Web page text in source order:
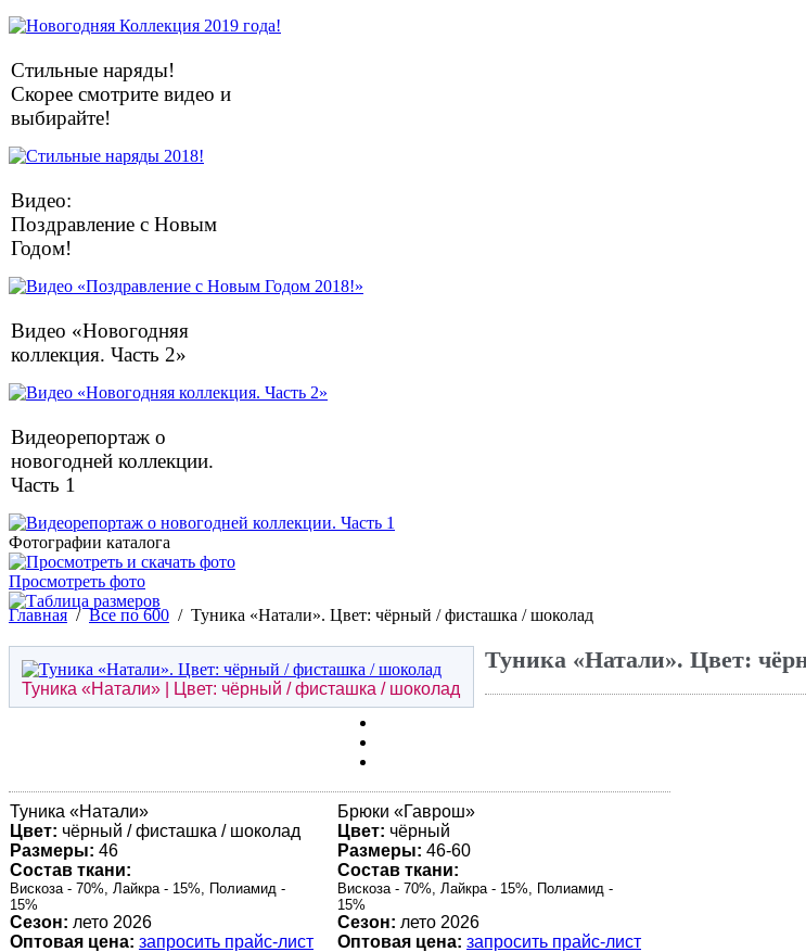
Стильные наряды!
Скорее смотрите видео и
выбирайте!
Видео:
Поздравление с Новым
Годом!
Видео «Новогодняя
коллекция. Часть 2»
Видеорепортаж о
новогодней коллекции.
Часть 1
Фотографии каталога
Просмотреть фото
Главная/Все по 600 / Туника «Натали». Цвет: чёрный / фисташка / шоколад
Туника «Натали» | Цвет: чёрный / фисташка / шоколад
Туника «Натали». Цвет:
Туника «Натали»
Цвет: чёрный / фисташка / шоколад
Размеры: 46
Состав ткани:
Вискоза - 70%, Лайкра - 15%, Полиамид -
15%
Сезон: лето 2026
Оптовая цена: запросить прайс-лист
Брюки «Гаврош»
Цвет: чёрный
Размеры: 46-60
Состав ткани:
Вискоза - 70%, Лайкра - 15%, Полиамид -
15%
Сезон: лето 2026
Оптовая цена: запросить прайс-лист